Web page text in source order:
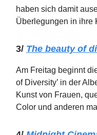
haben sich damit
Überlegungen in ihre
3/ The beauty of
Am Freitag beginnt
of Diversity’ in der
Kunst von Frauen,
Color und anderen